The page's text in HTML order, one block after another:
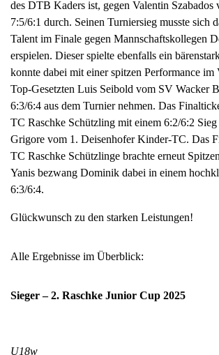
des DTB Kaders ist, gegen Valentin Szabados
7:5/6:1 durch. Seinen Turniersieg musste sich
Talent im Finale gegen Mannschaftskollegen
erspielen. Dieser spielte ebenfalls ein
konnte dabei mit einer spitzen Performance im
Top-Gesetzten Luis Seibold vom SV Wacker
6:3/6:4 aus dem Turnier nehmen. Das
TC Raschke Schützling mit einem 6:2/6:2
Grigore vom 1. Deisenhofer Kinder-TC. Das
TC Raschke Schützlinge brachte erneut
Yanis bezwang Dominik dabei in einem
6:3/6:4.
Glückwunsch zu den starken Leistungen!
Alle Ergebnisse im Überblick:
Sieger – 2. Raschke Junior Cup 2025
U18w